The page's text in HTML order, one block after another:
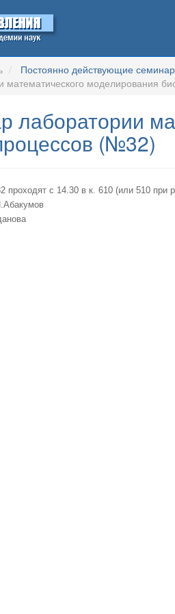
Постоянно действующие
моделирования
лаборатории
(№32)
с 14.30 в к. 610 (или 510 при